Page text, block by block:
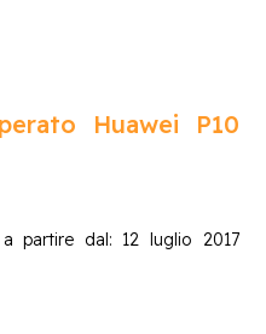
Huawei P10
partire dal: 12 luglio 2017